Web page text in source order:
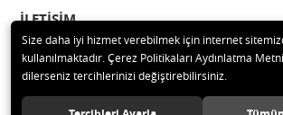
İLETİŞİM
© 2020 Enotek Mühendislik ve Danışmalık Hizm.
hakları saklıdır.
Size daha iyi hizmet verebilmek için internet
kullanılmaktadır. Çerez Politikaları Aydınlatma
dilerseniz tercihlerinizi değiştirebilirsiniz.